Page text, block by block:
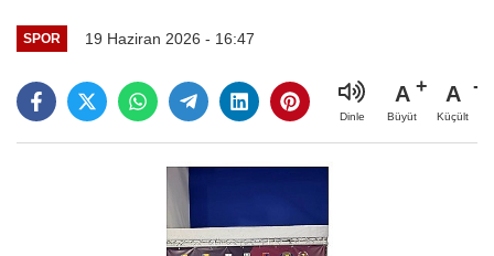
SPOR 19 Haziran 2026 - 16:47
Dinle
A
Büyüt
A
Küçült